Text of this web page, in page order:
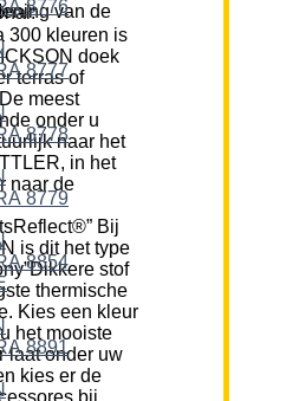
300 kleuren is
doek
terras of
meest
onder u
naar het
in het
naar de
Bij
is dit het type
stof
thermische
Kies een kleur
het mooiste
laat onder uw
kies er de
bij.